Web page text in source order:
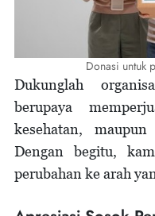
Donasi untuk
Dukunglah
berupaya
kesehatan, maupun
Dengan begitu,
perubahan ke arah